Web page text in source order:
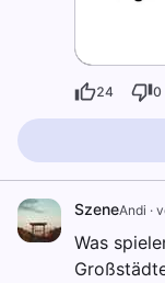
24 0
SzeneAndi ·
Was